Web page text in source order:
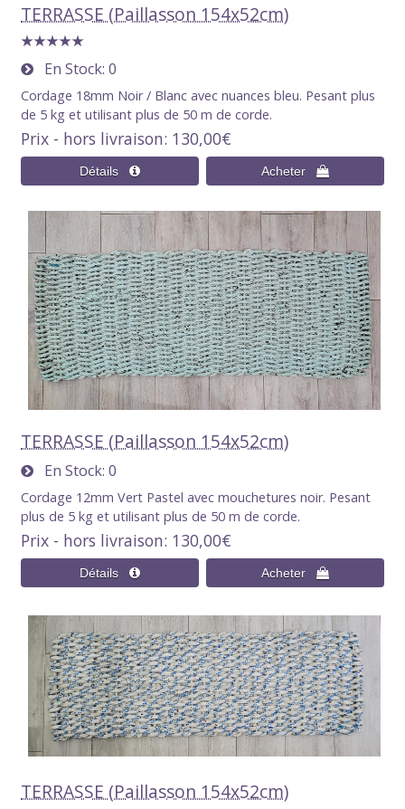
TERRASSE (Paillasson 154x52cm)
En Stock 0
Cordage 18mm Noir / Blanc avec nuances bleu. Pesant plus
de 5 kg et utilisant plus de 50 m de corde.
Prix - hors livraison 130,00€
TERRASSE (Paillasson 154x52cm)
En Stock 0
Cordage 12mm Vert Pastel avec mouchetures noir. Pesant
plus de 5 kg et utilisant plus de 50 m de corde.
Prix - hors livraison 130,00€
TERRASSE (Paillasson 154x52cm)